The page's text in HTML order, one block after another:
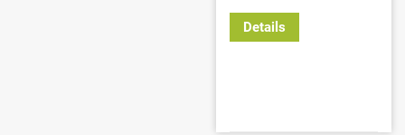
Details